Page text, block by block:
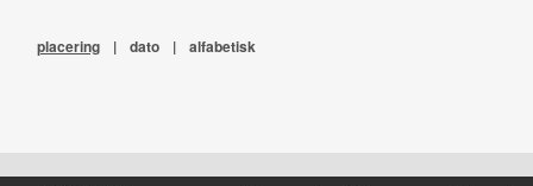
placering | dato | alfabetisk